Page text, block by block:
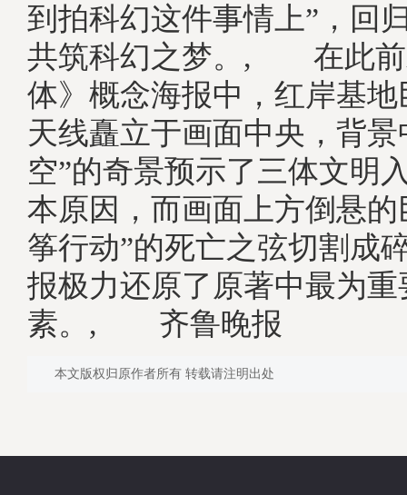
到拍科幻这件事情上”，回
共筑科幻之梦。, 在此前
体》概念海报中，红岸基
天线矗立于画面中央，背景
空”的奇景预示了三体文明
本原因，而画面上方倒悬的
筝行动”的死亡之弦切割成
报极力还原了原著中最为
素。, 齐鲁晚报
本文版权归原作者所有 转载请注明出处